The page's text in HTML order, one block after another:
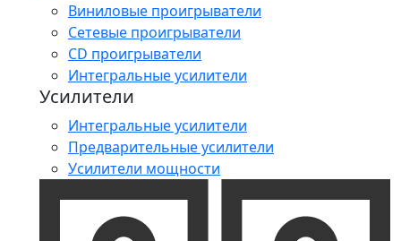
Виниловые проигрыватели
Сетевые проигрыватели
CD проигрыватели
Интегральные усилители
Усилители
Интегральные усилители
Предварительные усилители
Усилители мощности